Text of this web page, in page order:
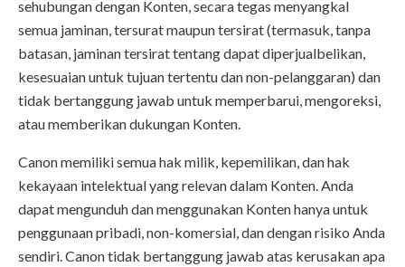
sehubungan dengan Konten, secara tegas menyangkal
semua jaminan, tersurat maupun tersirat (termasuk, tanpa
batasan, jaminan tersirat tentang dapat diperjualbelikan,
kesesuaian untuk tujuan tertentu dan non-pelanggaran) dan
tidak bertanggung jawab untuk memperbarui, mengoreksi,
atau memberikan dukungan Konten.
Canon memiliki semua hak milik, kepemilikan, dan hak
kekayaan intelektual yang relevan dalam Konten. Anda
dapat mengunduh dan menggunakan Konten hanya untuk
penggunaan pribadi, non-komersial, dan dengan risiko Anda
sendiri. Canon tidak bertanggung jawab atas kerusakan apa